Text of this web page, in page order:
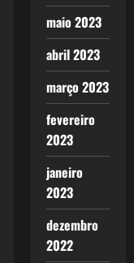
maio 2023
abril 2023
março 2023
fevereiro
2023
janeiro
2023
dezembro
2022